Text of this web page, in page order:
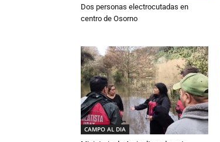
Dos personas electrocutadas en
centro de Osorno
CAMPO AL DIA